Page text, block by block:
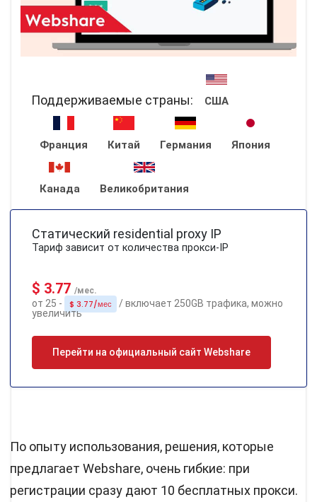
Поддерживаемые страны: США
Франция Китай Германия Япония
Канада Великобритания
Статический residential proxy IP
Тариф зависит от количества прокси-IP
$ 3.77 /мес.
от 25 - $ 3.77/мес
/ включает 250GB трафика, можно
увеличить
Перейти на официальный сайт Webshare
По опыту использования, решения, которые
предлагает Webshare, очень гибкие: при
регистрации сразу дают 10 бесплатных прокси.